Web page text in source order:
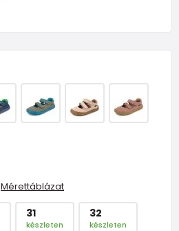
Mérettáblázat
31
készleten
32
készleten